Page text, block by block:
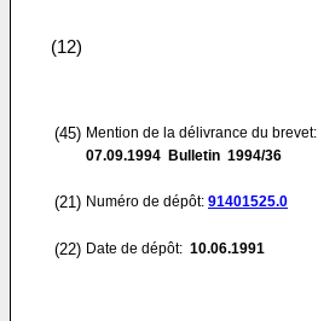
(12)
(45) Mention de la délivrance du brevet:
07.09.1994 Bulletin 1994/36
(21) Numéro de dépôt: 91401525.0
(22) Date de dépôt: 10.06.1991